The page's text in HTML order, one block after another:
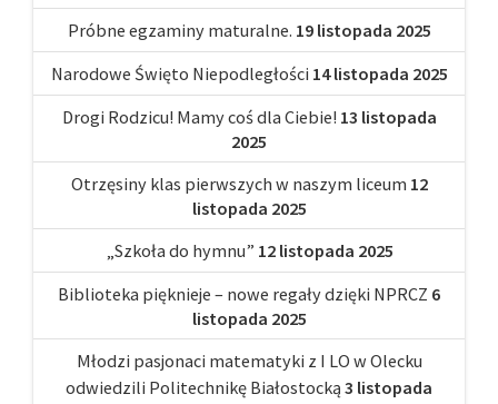
Próbne egzaminy maturalne. 19 listopada 2025
Narodowe Święto Niepodległości 14 listopada 2025
Drogi Rodzicu! Mamy coś dla Ciebie! 13 listopada
2025
Otrzęsiny klas pierwszych w naszym liceum 12
listopada 2025
„Szkoła do hymnu” 12 listopada 2025
Biblioteka pięknieje – nowe regały dzięki NPRCZ 6
listopada 2025
Młodzi pasjonaci matematyki z I LO w Olecku
odwiedzili Politechnikę Białostocką 3 listopada